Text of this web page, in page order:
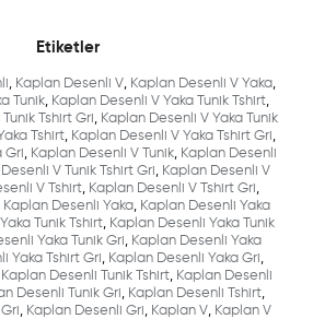
Etiketler
, Kaplan Desenli V, Kaplan Desenli V Yaka,
Tunik, Kaplan Desenli V Yaka Tunik Tshirt,
Tshirt Gri, Kaplan Desenli V Yaka Tunik
Tshirt, Kaplan Desenli V Yaka Tshirt Gri,
Gri, Kaplan Desenli V Tunik, Kaplan Desenli
V Tunik Tshirt Gri, Kaplan Desenli V
V Tshirt, Kaplan Desenli V Tshirt Gri,
Kaplan Desenli Yaka, Kaplan Desenli Yaka
Tunik Tshirt, Kaplan Desenli Yaka Tunik
Yaka Tunik Gri, Kaplan Desenli Yaka
Yaka Tshirt Gri, Kaplan Desenli Yaka Gri,
Kaplan Desenli Tunik Tshirt, Kaplan Desenli
Desenli Tunik Gri, Kaplan Desenli Tshirt,
, Kaplan Desenli Gri, Kaplan V, Kaplan V